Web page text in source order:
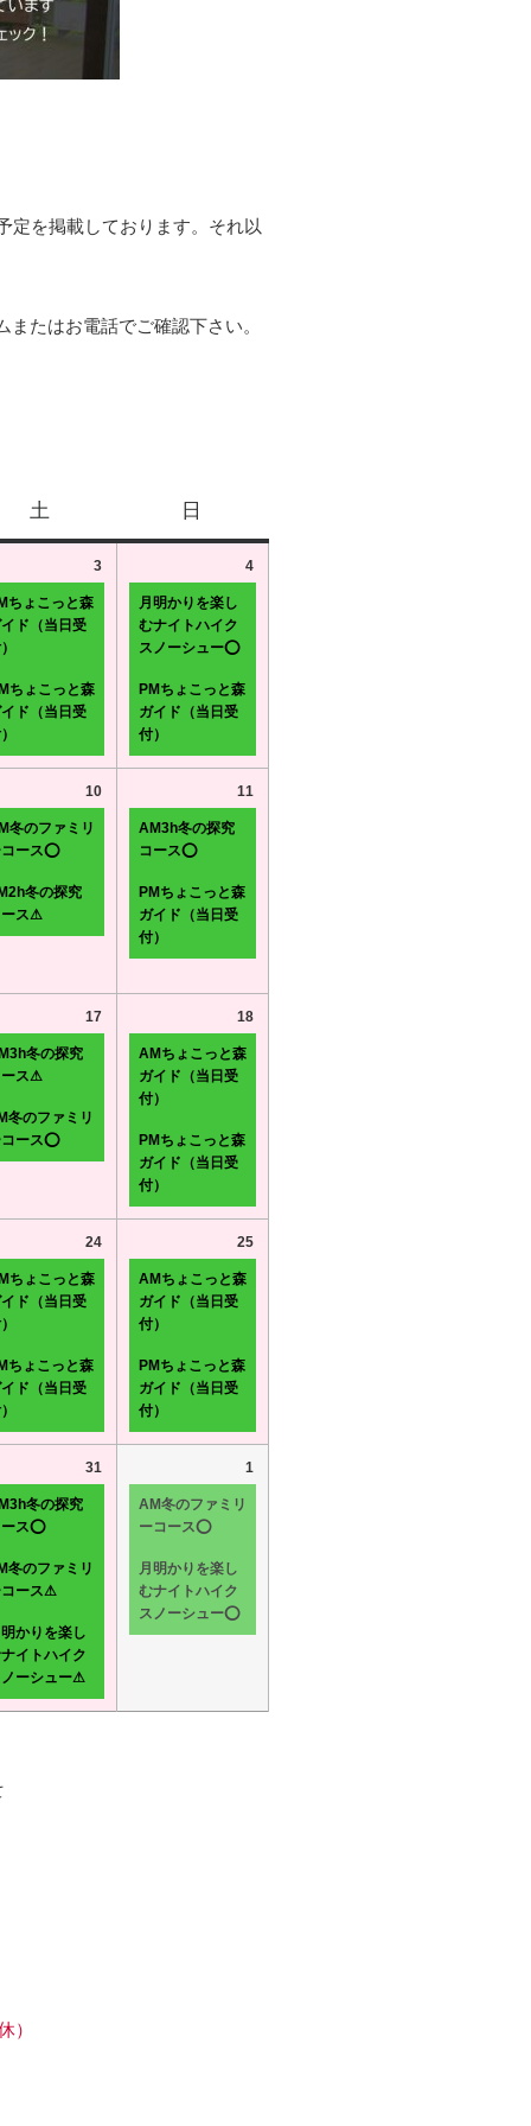
定を掲載しております。それ以
たはお電話でご確認下さい。
土 日
3
ちょこっと森
ド（当日受
ちょこっと森
ド（当日受
4
月明かりを楽し
むナイトハイク
スノーシュー⭕
PMちょこっと森
ガイド（当日受
付）
10
冬のファミリ
ース⭕
冬の探究
ス⚠
11
AM3h冬の探究
コース⭕
PMちょこっと森
ガイド（当日受
付）
17
冬の探究
ス⚠
冬のファミリ
ース⭕
18
AMちょこっと森
ガイド（当日受
付）
PMちょこっと森
ガイド（当日受
付）
24
ちょこっと森
ド（当日受
ちょこっと森
ド（当日受
25
AMちょこっと森
ガイド（当日受
付）
PMちょこっと森
ガイド（当日受
付）
31
冬の探究
ス⭕
冬のファミリ
ース⚠
かりを楽し
イトハイク
ーシュー⚠
1
AM冬のファミリ
ーコース⭕
月明かりを楽し
むナイトハイク
スノーシュー⭕
）